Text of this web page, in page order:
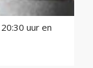
uur en